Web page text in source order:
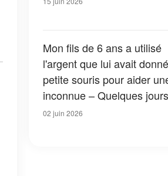
Mon fils de 6 ans a utilisé
l'argent que lui avait
petite souris pour aider
inconnue – Quelques
tard, une valise rouge est
02 juin 2026